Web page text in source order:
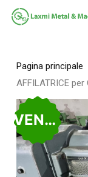
Salta
Pagina principale
AFFILATRICE per
VENDUTO